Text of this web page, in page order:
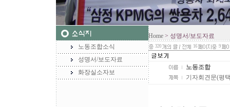
노동조합소식
성명서/보도자료
화장실소자보
Home > 성명서/보도자료
320 16 9
노동조합
기자회견문(평